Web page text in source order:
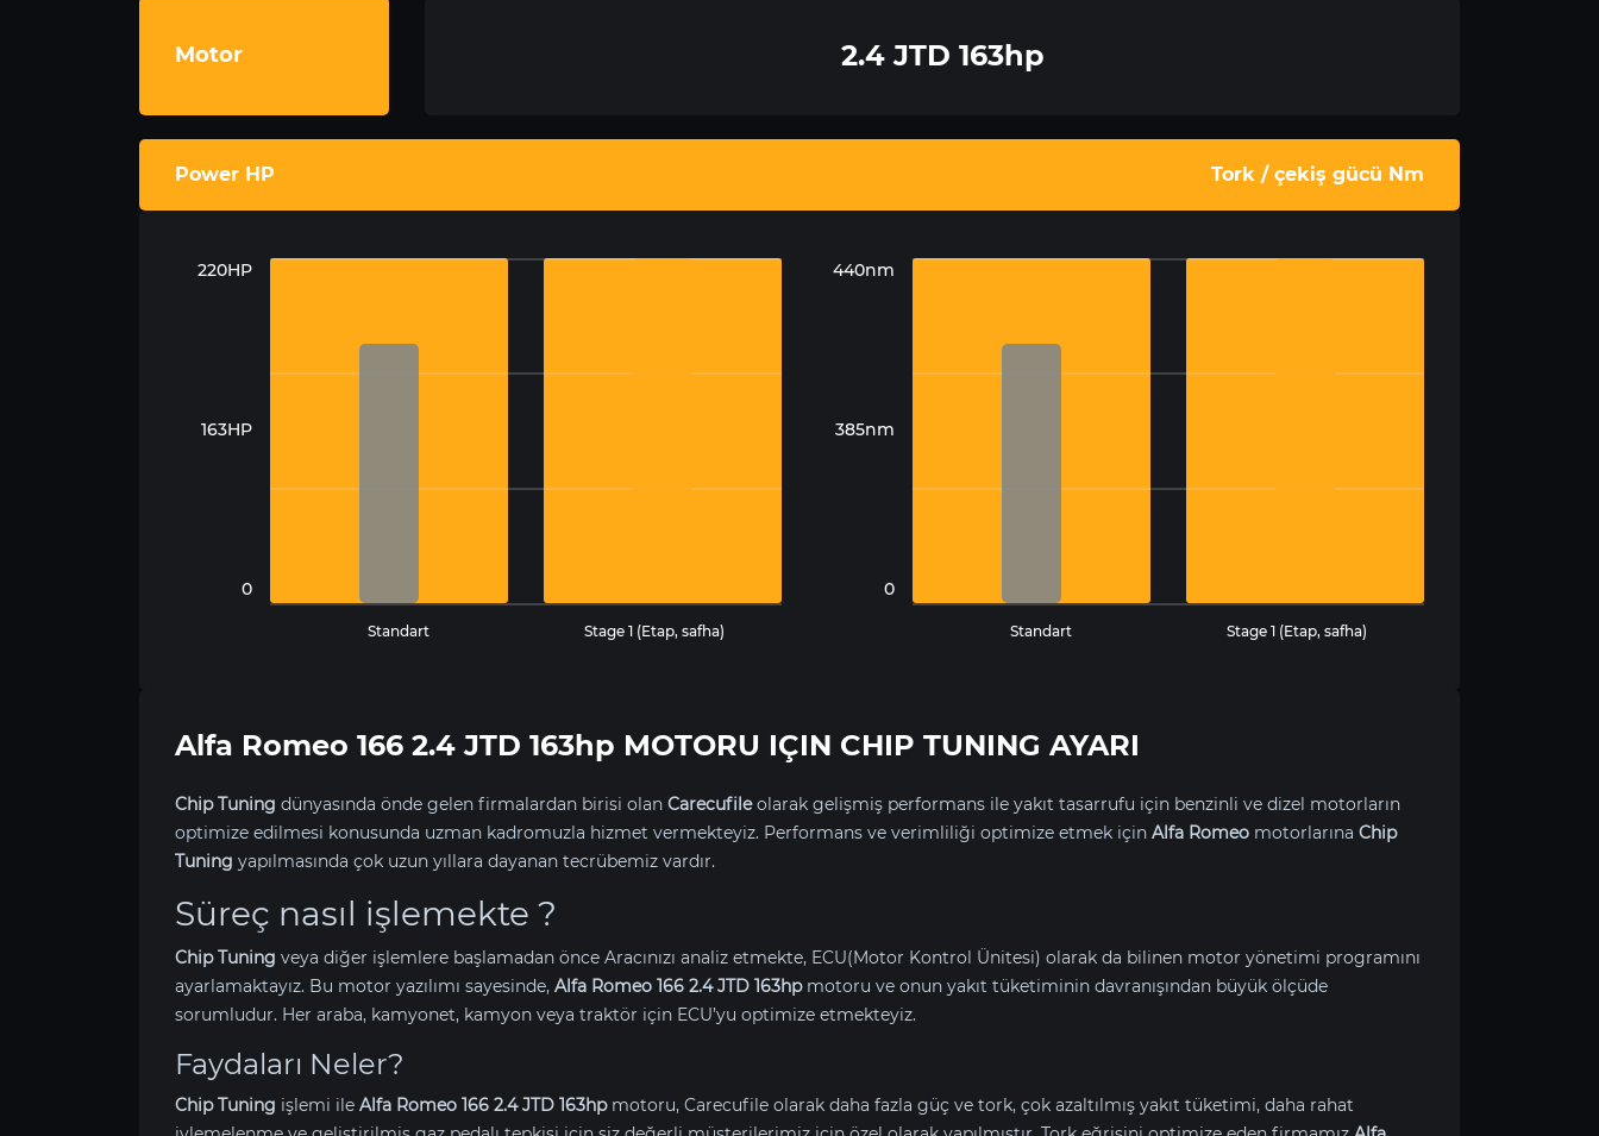
Motor 2.4 JTD 163hp
Power HP Tork / çekiş gücü Nm
220HP
163HP
0
Standart Stage 1 (Etap, safha)
440nm
385nm
0
Standart Stage 1 (Etap, safha)
Alfa Romeo 166 2.4 JTD 163hp MOTORU IÇIN CHIP TUNING AYARI
Chip Tuning dünyasında önde gelen firmalardan birisi olan Carecufileolarak gelişmiş performans ile yakıt tasarrufu için benzinli ve dizel motorların
optimize edilmesi konusunda uzman kadromuzla hizmet vermekteyiz. Performans ve verimliliği optimize etmek için Alfa Romeo motorlarına Chip
Tuning yapılmasında çok uzun yıllara dayanan tecrübemiz vardır.
Süreç nasıl işlemekte ?
Chip Tuning veya diğer işlemlere başlamadan önce Aracınızı analiz etmekte, ECU(Motor Kontrol Ünitesi) olarak da bilinen motor yönetimi programını
ayarlamaktayız. Bu motor yazılımı sayesinde, Alfa Romeo 166 2.4 JTD 163hpmotoru ve onun yakıt tüketiminin davranışından büyük ölçüde
sorumludur. Her araba, kamyonet, kamyon veya traktör için ECU’yu optimize etmekteyiz.
Faydaları Neler?
Chip Tuning işlemi ile Alfa Romeo 166 2.4 JTD 163hpmotoru, Carecufile olarak daha fazla güç ve tork, çok azaltılmış yakıt tüketimi, daha rahat